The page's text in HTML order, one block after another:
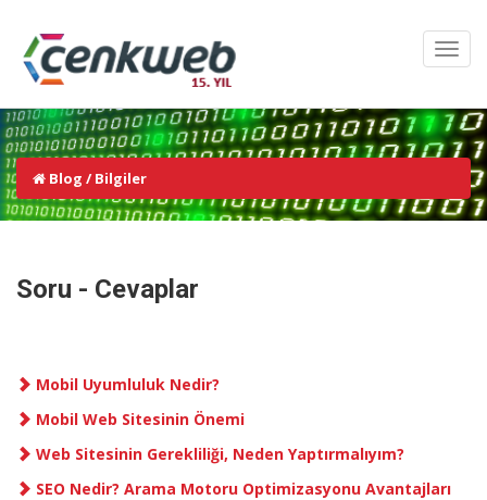
Blog / Bilgiler
Soru - Cevaplar
Mobil Uyumluluk Nedir?
Mobil Web Sitesinin Önemi
Web Sitesinin Gerekliliği, Neden Yaptırmalıyım?
SEO Nedir? Arama Motoru Optimizasyonu Avantajları